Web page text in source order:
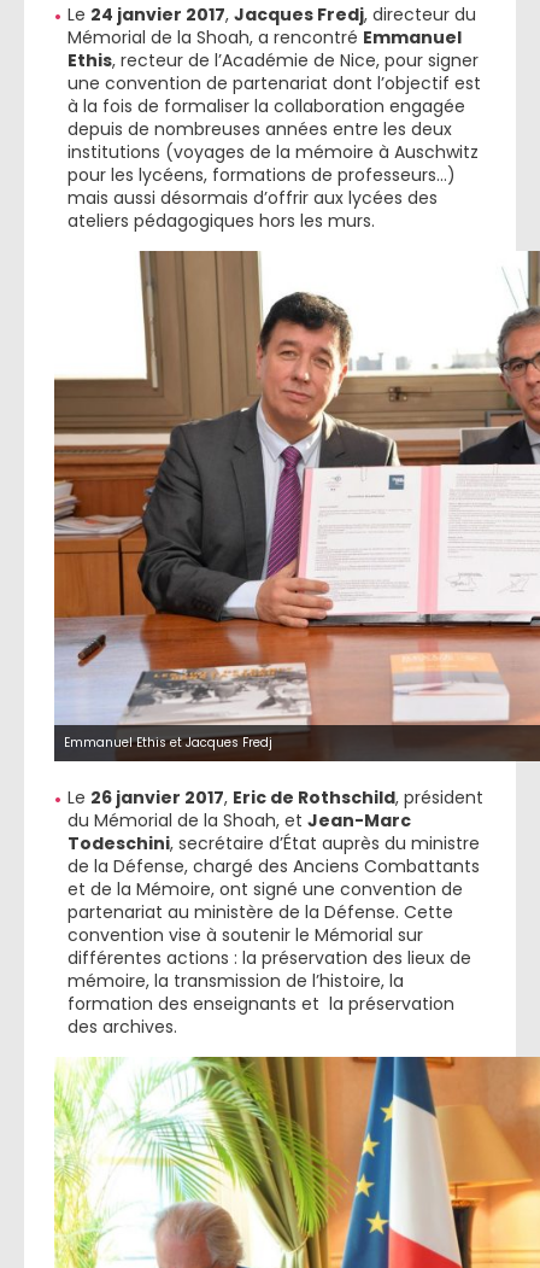
Le 24 janvier 2017, Jacques Fredj, directeur du
Mémorial de la Shoah, a rencontré Emmanuel
Ethis, recteur de l’Académie de Nice, pour signer
une convention de partenariat dont l’objectif est
à la fois de formaliser la collaboration engagée
depuis de nombreuses années entre les deux
institutions (voyages de la mémoire à Auschwitz
pour les lycéens, formations de professeurs…)
mais aussi désormais d’offrir aux lycées des
ateliers pédagogiques hors les murs.
Emmanuel Ethis et Jacques Fredj
Le 26 janvier 2017, Eric de Rothschild, président
du Mémorial de la Shoah, et Jean-Marc
Todeschini, secrétaire d’État auprès du ministre
de la Défense, chargé des Anciens Combattants
et de la Mémoire, ont signé une convention de
partenariat au ministère de la Défense. Cette
convention vise à soutenir le Mémorial sur
différentes actions : la préservation des lieux de
mémoire, la transmission de l’histoire, la
formation des enseignants et la préservation
des archives.